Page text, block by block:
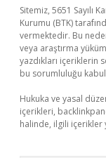
Sitemiz, 5651 Sayılı
Kurumu (BTK)
vermektedir. Bu
veya araştırma
yazdıkları içeriklerin
bu sorumluluğu kabul
Hukuka ve yasal
içerikleri,
halinde, ilgili içerikler